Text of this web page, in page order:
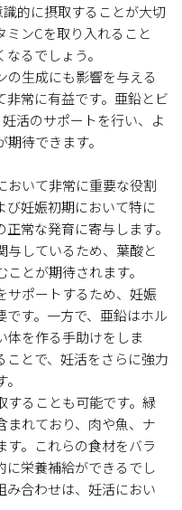
的に摂取することが大切
ンCを取り入れること
るでしょう。
の生成にも影響を与える
非常に有益です。亜鉛とビ
活のサポートを行い、よ
待できます。
おいて非常に重要な役割
び妊娠初期において特に
常な発育に寄与します。
与しているため、葉酸と
とが期待されます。
サポートするため、妊娠
す。一方で、亜鉛はホル
体を作る手助けをしま
ことで、妊活をさらに強力
することも可能です。緑
まれており、肉や魚、ナ
す。これらの食材をバラ
に栄養補給ができるでし
み合わせは、妊活におい